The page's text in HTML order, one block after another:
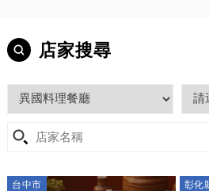
店家搜尋
台中市 彰化